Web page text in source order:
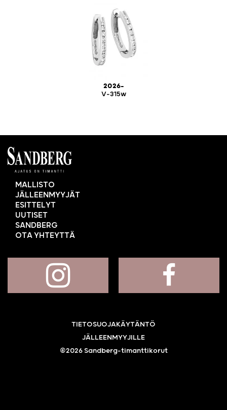
2026-
V-315w
MALLISTO
JÄLLEENMYYJÄT
ESITTELYT
UUTISET
SANDBERG
OTA YHTEYTTÄ
TIETOSUOJAKÄYTÄNTÖ
JÄLLEENMYYJILLE
©2026 Sandberg-timanttikorut